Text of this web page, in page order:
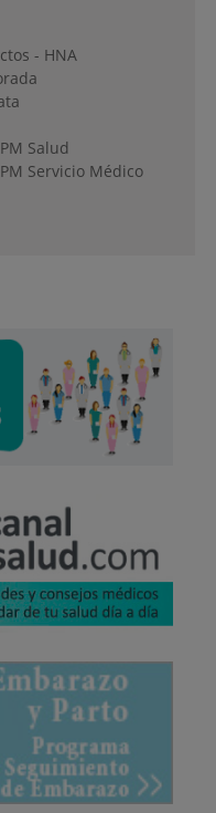
- HNA
Salud
Servicio Médico